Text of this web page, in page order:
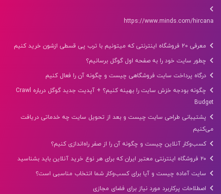
https://www.minds.com/hircana
معرفی 20 فروشگاه اینترنتی که میتونیم با ترب پی قسطی ازشون خرید کنیم
چطور سایت خود را به صفحه اول گوگل برسانیم؟
درگاه پرداخت سایت فروشگاهی چیست و چگونه آن را فعال کنیم
چگونه بودجه خزش سایت را بهینه کنیم؟ + آپدیت جدید گوگل درباره Crawl
Budget
پشتیبانی طراحی سایت چیست و بعد از تحویل سایت چه خدماتی دریافت
می‌کنیم
کسب‌وکار آنلاین چیست و چگونه آن را از صفر راه‌اندازی کنیم؟
سایت آماده چیست و آیا برای کسب‌وکار شما انتخاب مناسبی است؟
اصطلاحات پرکاربرد مورد نیاز برای فضای مجازی